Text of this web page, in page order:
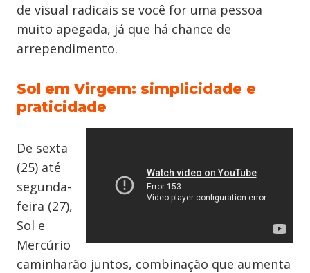
de visual radicais se você for uma pessoa
muito apegada, já que há chance de
arrependimento.
Sol em Virgem: simplicidade e
praticidade
De sexta
(25) até
segunda-
feira (27),
Sol e
Mercúrio
caminharão juntos, combinação que aumenta